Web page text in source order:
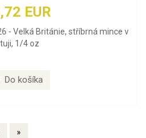
EUR
- Velká Británie, stříbrná mince v
1/4 oz
Do košíka
»